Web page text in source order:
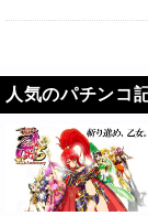
人気のパチンコ